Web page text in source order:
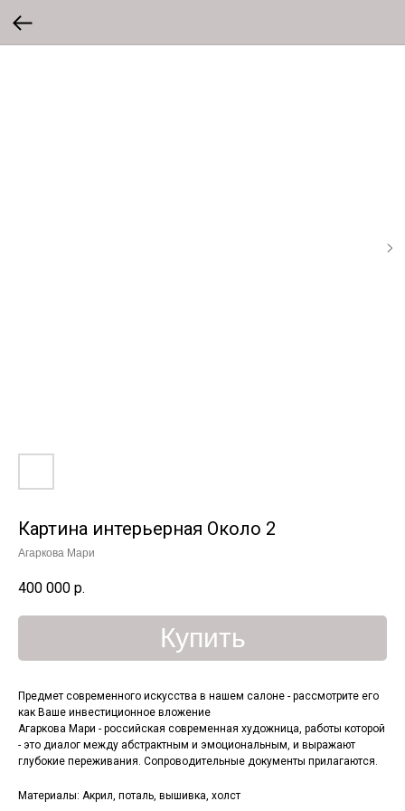
Картина интерьерная Около 2
Агаркова Мари
400 000 р.
Купить
Предмет современного искусства в нашем салоне - рассмотрите его
как Ваше инвестиционное вложение
Агаркова Мари - российская современная художница, работы которой
- это диалог между абстрактным и эмоциональным, и выражают
глубокие переживания. Сопроводительные документы прилагаются.
Материалы: Акрил, поталь, вышивка, холст